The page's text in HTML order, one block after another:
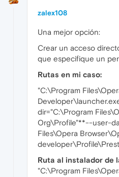
zalex108
Una mejor opción:
Crear un acceso
que especifique un
Rutas en mi caso:
"C:\Program
dir="C:\Program
Org\Profile"**--user-
Files\Opera
Ruta al instalador de
"C:\Program